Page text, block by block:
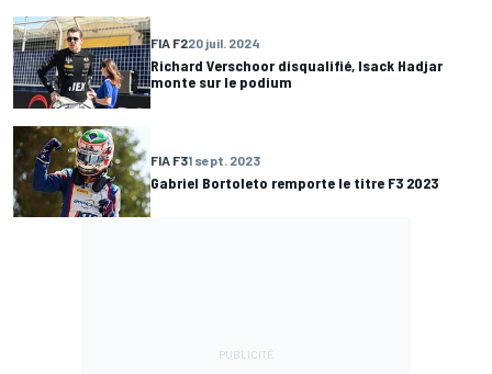
FIA F220 juil. 2024
Richard Verschoor disqualifié, Isack Hadjar
monte sur le podium
FIA F31 sept. 2023
Gabriel Bortoleto remporte le titre F3 2023